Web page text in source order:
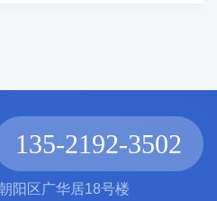
135-2192-3502
阳区广华居18号楼